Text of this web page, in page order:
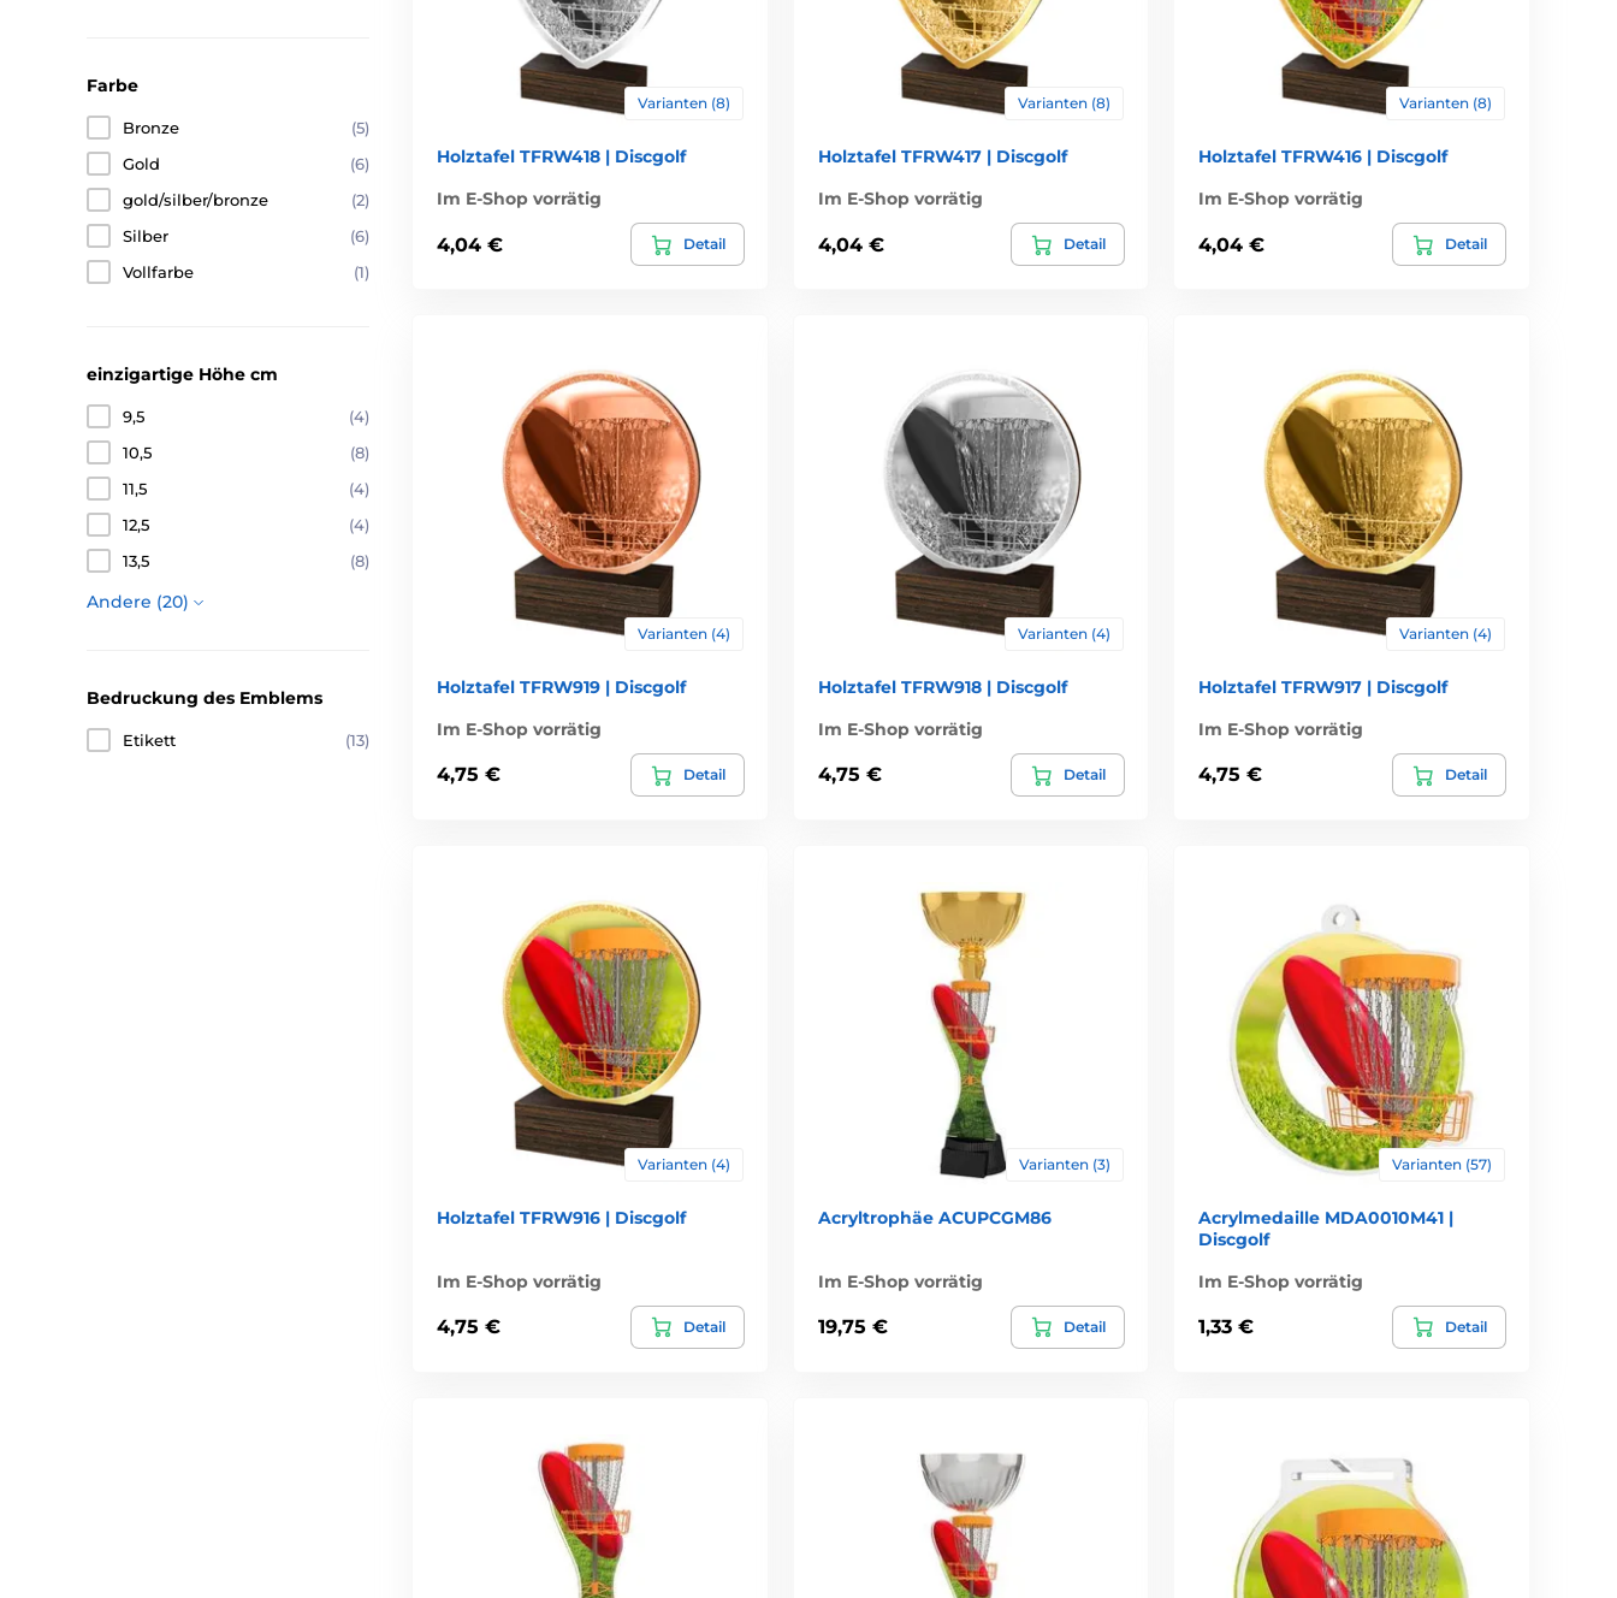
Farbe
Bronze
(5)
Gold
(6)
gold/silber/bronze
(2)
Silber
(6)
Vollfarbe
(1)
einzigartige Höhe cm
9,5
(4)
10,5
(8)
11,5
(4)
12,5
(4)
13,5
(8)
Andere (20)
Bedruckung des Emblems
Etikett (13)
Varianten (8)
Holztafel TFRW418 | Discgolf
Im E-Shop vorrätig
4,04 € Detail
Varianten (8)
Holztafel TFRW417 | Discgolf
Im E-Shop vorrätig
4,04 € Detail
Varianten (8)
Holztafel TFRW416 | Discgolf
Im E-Shop vorrätig
4,04 € Detail
Varianten (4)
Holztafel TFRW919 | Discgolf
Im E-Shop vorrätig
4,75 € Detail
Varianten (4)
Holztafel TFRW918 | Discgolf
Im E-Shop vorrätig
4,75 € Detail
Varianten (4)
Holztafel TFRW917 | Discgolf
Im E-Shop vorrätig
4,75 € Detail
Varianten (4)
Holztafel TFRW916 | Discgolf
Im E-Shop vorrätig
4,75 € Detail
Varianten (3)
Acryltrophäe ACUPCGM86
Im E-Shop vorrätig
19,75 € Detail
Varianten (57)
Acrylmedaille MDA0010M41 |
Discgolf
Im E-Shop vorrätig
1,33 € Detail